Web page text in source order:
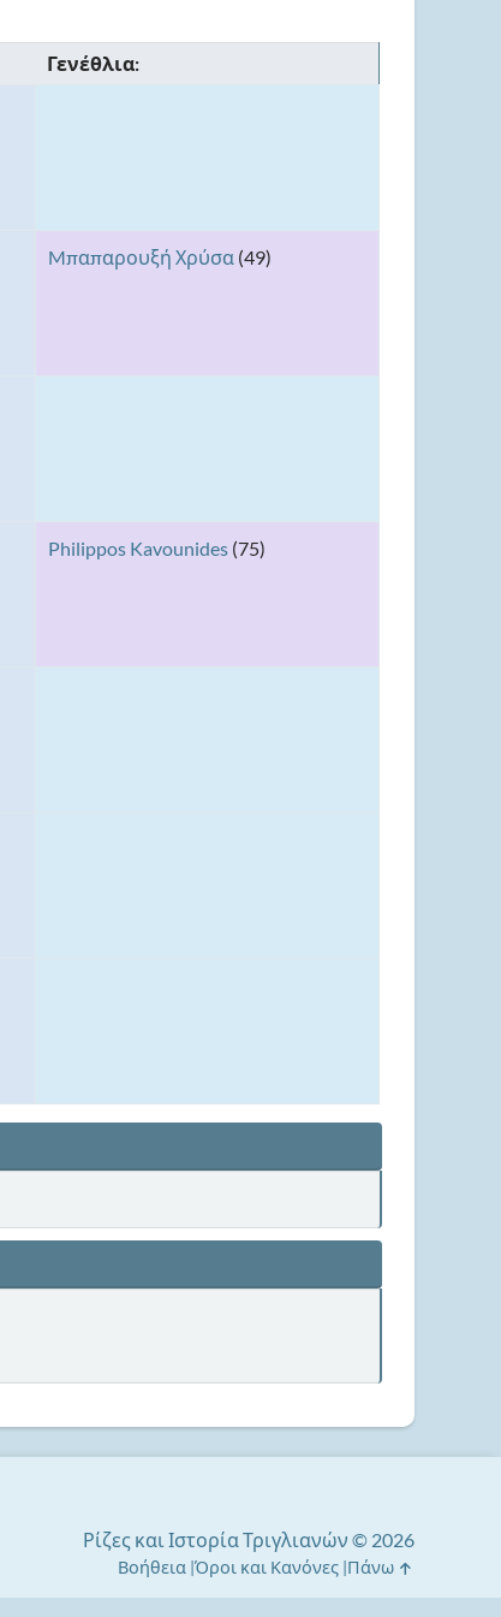
Γενέθλια:
Mπαπαρουξή Χρύσα (49)
Philippos Kavounides (75)
Ρίζες και Ιστορία Τριγλιανών © 2026
Βοήθεια Όροι και Κανόνες Πάνω